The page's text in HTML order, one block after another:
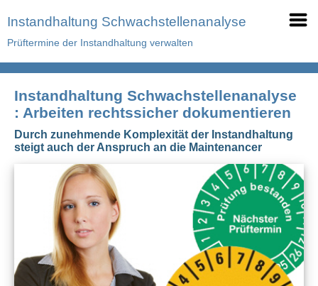
Instandhaltung Schwachstellenanalyse
Prüftermine der Instandhaltung verwalten
Instandhaltung Schwachstellenanalyse
: Arbeiten rechtssicher dokumentieren
Durch zunehmende Komplexität der Instandhaltung
steigt auch der Anspruch an die Maintenancer